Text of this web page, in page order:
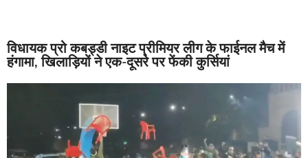
विधायक प्रो कबड्डी नाइट प्रीमियर लीग के फाईनल मैच में
हंगामा, खिलाड़ियों ने एक-दूसरे पर फेंकी कुर्सियां